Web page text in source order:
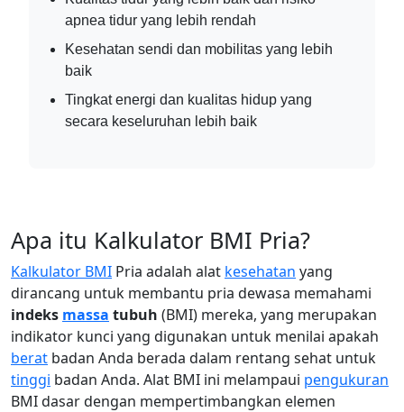
apnea tidur yang lebih rendah
Kesehatan sendi dan mobilitas yang lebih
baik
Tingkat energi dan kualitas hidup yang
secara keseluruhan lebih baik
Apa itu Kalkulator BMI Pria?
Kalkulator BMI Pria adalah alat kesehatan yang
dirancang untuk membantu pria dewasa memahami
indeks massa tubuh (BMI) mereka, yang merupakan
indikator kunci yang digunakan untuk menilai apakah
berat badan Anda berada dalam rentang sehat untuk
tinggi badan Anda. Alat BMI ini melampaui pengukuran
BMI dasar dengan mempertimbangkan elemen